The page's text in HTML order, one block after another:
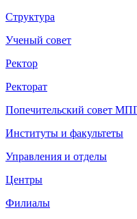
Структура
Ученый совет
Ректор
Ректорат
Попечительский совет
Институты и факультеты
Управления и отделы
Центры
Филиалы